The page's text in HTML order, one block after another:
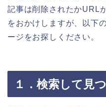
記事は削除されたかURL
をおかけしますが、以下
ージをお探しください。
１．検索して見